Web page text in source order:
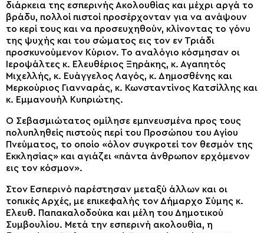
διάρκεια της εσπερινής Ακολουθίας και μέχρι αργά το
βράδυ, πολλοί πιστοί προσέρχονταν για να ανάψουν
το κερί τους και να προσευχηθούν, κλίνοντας το γόνυ
της ψυχής και του σώματος εις τον εν Τριάδι
προσκυνούμενον Κύριον. Το αναλόγιο κόσμησαν οι
Ιεροψάλτες κ. Ελευθέριος Ξηράκης, κ. Αγαπητός
Μιχελλής, κ. Ευάγγελος Λαγός, κ. Δημοσθένης και
Μερκούριος Γιανναράς, κ. Κωνσταντίνος Κατσίλλης και
κ. Εμμανουήλ Κυπριώτης.
Ο Σεβασμιώτατος ομίλησε εμπνευσμένα προς τους
πολυπληθείς πιστούς περί του Προσώπου του Αγίου
Πνεύματος, το οποίο «όλον συγκροτεί τον θεσμόν της
Εκκλησίας» και αγιάζει «πάντα άνθρωπον ερχόμενον
εις τον κόσμον».
Στον Εσπερινό παρέστησαν μεταξύ άλλων και οι
τοπικές Αρχές, με επικεφαλής τον Δήμαρχο Σύμης κ.
Ελευθ. Παπακαλοδούκα και μέλη του Δημοτικού
Συμβουλίου. Μετά την εσπερινή ακολουθία, η